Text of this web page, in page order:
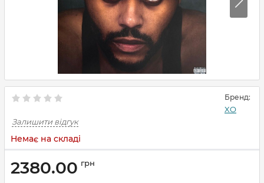
Бренд:
XO
Залишити відгук
Немає на складі
2380.00 грн